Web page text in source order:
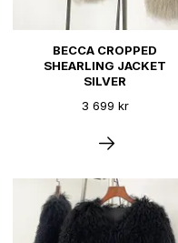
BECCA CROPPED
SHEARLING JACKET
SILVER
3 699 kr